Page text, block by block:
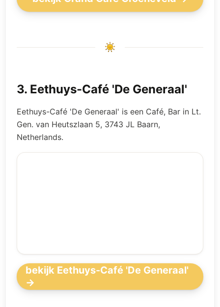
3. Eethuys-Café 'De Generaal'
Eethuys-Café 'De Generaal' is een Café, Bar in Lt.
Gen. van Heutszlaan 5, 3743 JL Baarn,
Netherlands.
bekijk Eethuys-Café 'De Generaal'
→